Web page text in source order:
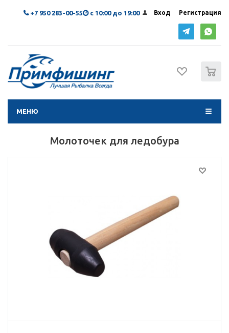
Вход Регистрация
+7 950 283-00-55 с 10:00 до 19:00
МЕНЮ
Молоточек для ледобура